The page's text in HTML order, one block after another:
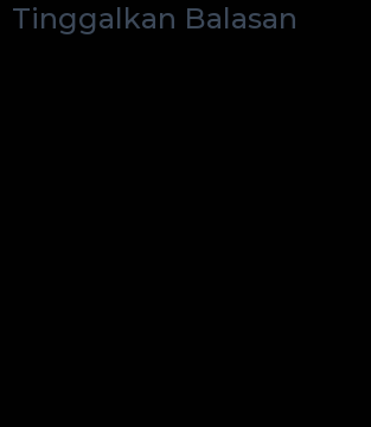
Tinggalkan Balasan